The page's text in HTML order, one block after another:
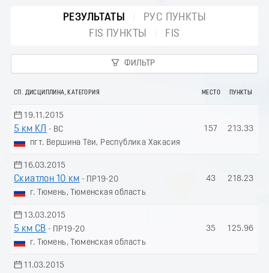
РЕЗУЛЬТАТЫ
РУС ПУНКТЫ
FIS ПУНКТЫ
FIS
ФИЛЬТР
СП. ДИСЦИПЛИНА, КАТЕГОРИЯ МЕСТО ПУНКТЫ
19.11.2015
5 км КЛ
- ВС
пгт. Вершина Тёи, Республика Хакасия
157 213.33
16.03.2015
Скиатлон 10 км - ПР19-20
г. Тюмень, Тюменская область
43 218.23
13.03.2015
5 км СВ - ПР19-20
г. Тюмень, Тюменская область
35 125.96
11.03.2015